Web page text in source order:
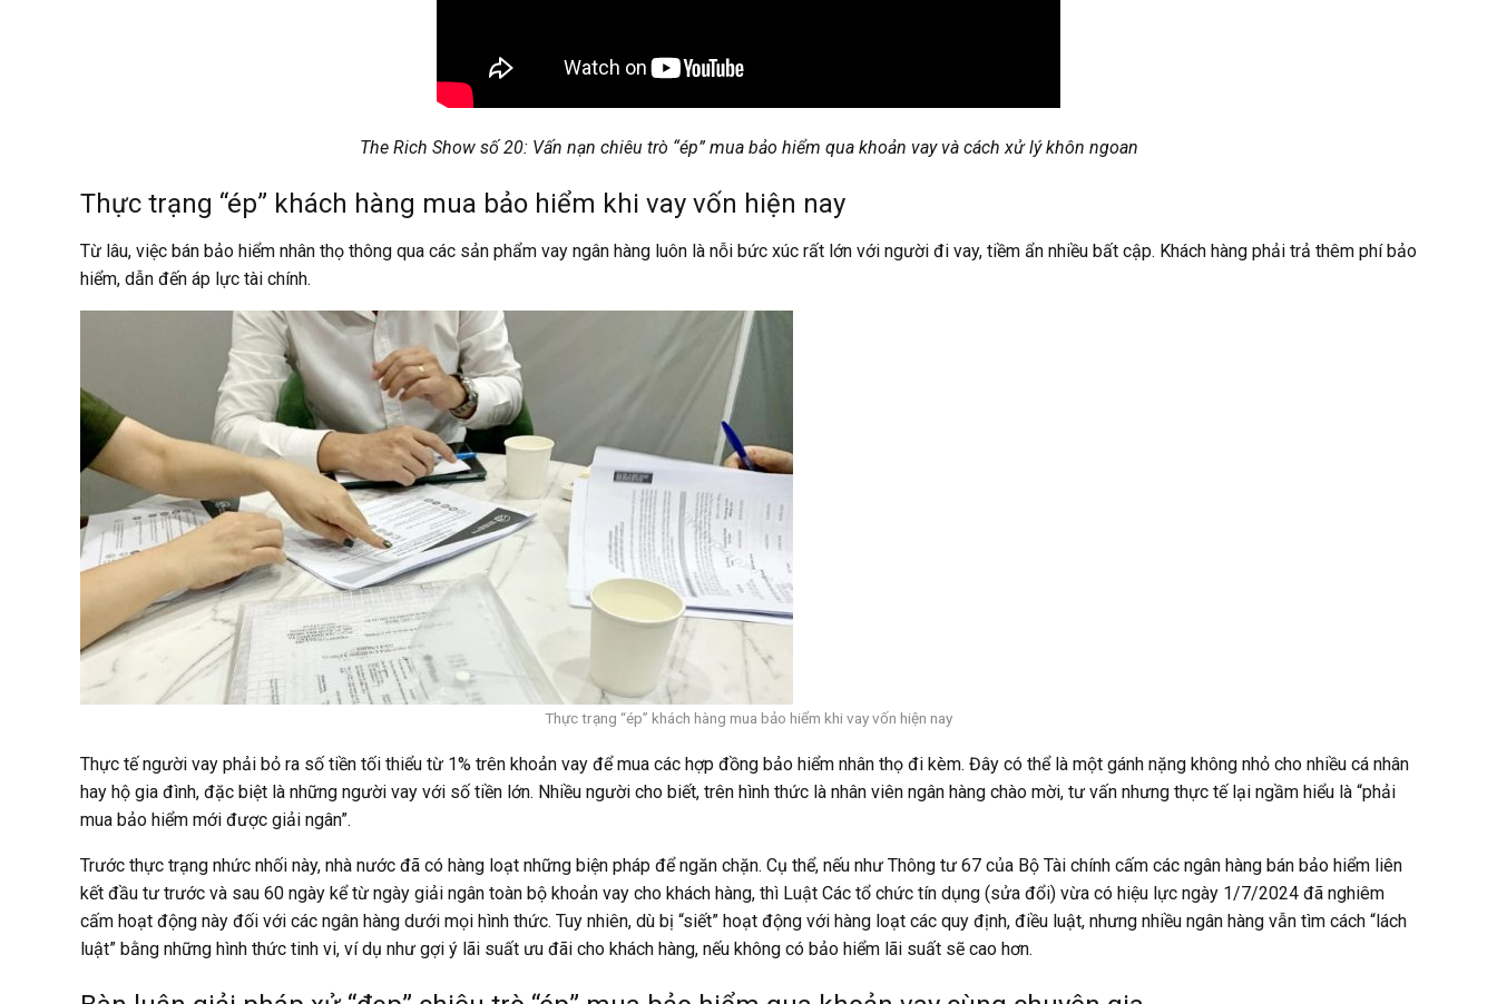
The Rich Show số 20: Vấn nạn chiêu trò “ép” mua bảo hiểm qua khoản vay và cách xử lý khôn ngoan
Thực trạng “ép” khách hàng mua bảo hiểm khi vay vốn hiện nay
Từ lâu, việc bán bảo hiểm nhân thọ thông qua các sản phẩm vay ngân hàng luôn là nỗi bức xúc rất lớn với người đi vay, tiềm ẩn nhiều bất cập. Khách hàng phải trả thêm phí bảo
hiểm, dẫn đến áp lực tài chính.
Thực trạng “ép” khách hàng mua bảo hiểm khi vay vốn hiện nay
Thực tế người vay phải bỏ ra số tiền tối thiểu từ 1% trên khoản vay để mua các hợp đồng bảo hiểm nhân thọ đi kèm. Đây có thể là một gánh nặng không nhỏ cho nhiều cá nhân
hay hộ gia đình, đặc biệt là những người vay với số tiền lớn. Nhiều người cho biết, trên hình thức là nhân viên ngân hàng chào mời, tư vấn nhưng thực tế lại ngầm hiểu là “phải
mua bảo hiểm mới được giải ngân”.
Trước thực trạng nhức nhối này, nhà nước đã có hàng loạt những biện pháp để ngăn chặn. Cụ thể, nếu như Thông tư 67 của Bộ Tài chính cấm các ngân hàng bán bảo hiểm liên
kết đầu tư trước và sau 60 ngày kể từ ngày giải ngân toàn bộ khoản vay cho khách hàng, thì Luật Các tổ chức tín dụng (sửa đổi) vừa có hiệu lực ngày 1/7/2024 đã nghiêm
cấm hoạt động này đối với các ngân hàng dưới mọi hình thức. Tuy nhiên, dù bị “siết” hoạt động với hàng loạt các quy định, điều luật, nhưng nhiều ngân hàng vẫn tìm cách “lách
luật” bằng những hình thức tinh vi, ví dụ như gợi ý lãi suất ưu đãi cho khách hàng, nếu không có bảo hiểm lãi suất sẽ cao hơn.